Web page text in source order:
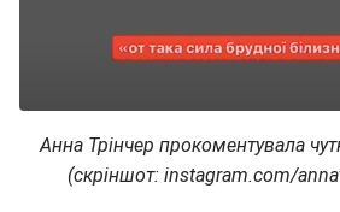
Анна Трінчер прокоментувала
(скріншот: instagram.com/